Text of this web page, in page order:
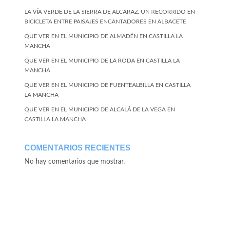
LA VÍA VERDE DE LA SIERRA DE ALCARAZ: UN RECORRIDO EN
BICICLETA ENTRE PAISAJES ENCANTADORES EN ALBACETE
QUE VER EN EL MUNICIPIO DE ALMADÉN EN CASTILLA LA
MANCHA
QUE VER EN EL MUNICIPIO DE LA RODA EN CASTILLA LA
MANCHA
QUE VER EN EL MUNICIPIO DE FUENTEALBILLA EN CASTILLA
LA MANCHA
QUE VER EN EL MUNICIPIO DE ALCALÁ DE LA VEGA EN
CASTILLA LA MANCHA
COMENTARIOS RECIENTES
No hay comentarios que mostrar.